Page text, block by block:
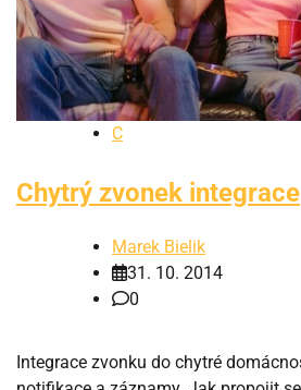
C
Chytrý zvonek integrace
Marek Bielik
31. 10. 2014
0
Integrace zvonku do chytré